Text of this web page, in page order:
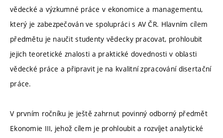
vědecké a výzkumné práce v ekonomice a managementu,
který je zabezpečován ve spolupráci s AV ČR. Hlavním cílem
předmětu je naučit studenty vědecky pracovat, prohloubit
jejich teoretické znalosti a praktické dovednosti v oblasti
vědecké práce a připravit je na kvalitní zpracování disertační
práce.
V prvním ročníku je ještě zahrnut povinný odborný předmět
Ekonomie III, jehož cílem je prohloubit a rozvíjet analytické